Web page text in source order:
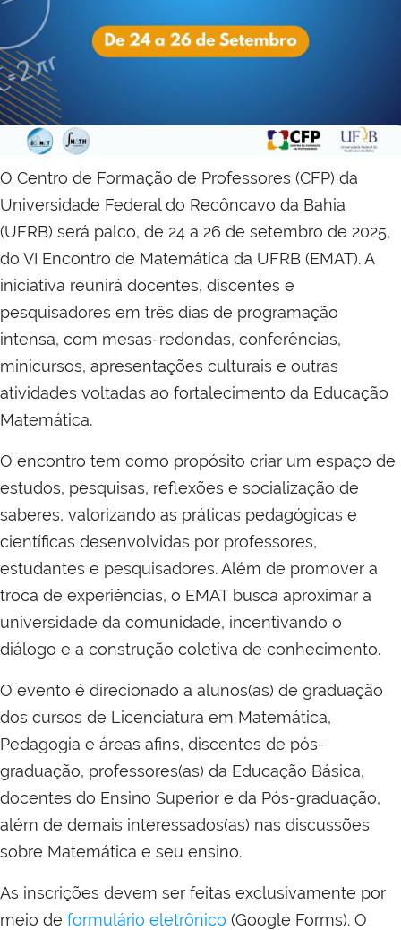
O Centro de Formação de Professores (CFP) da
Universidade Federal do Recôncavo da Bahia
(UFRB) será palco, de 24 a 26 de setembro de 2025,
do VI Encontro de Matemática da UFRB (EMAT). A
iniciativa reunirá docentes, discentes e
pesquisadores em três dias de programação
intensa, com mesas-redondas, conferências,
minicursos, apresentações culturais e outras
atividades voltadas ao fortalecimento da Educação
Matemática.
O encontro tem como propósito criar um espaço de
estudos, pesquisas, reflexões e socialização de
saberes, valorizando as práticas pedagógicas e
científicas desenvolvidas por professores,
estudantes e pesquisadores. Além de promover a
troca de experiências, o EMAT busca aproximar a
universidade da comunidade, incentivando o
diálogo e a construção coletiva de conhecimento.
O evento é direcionado a alunos(as) de graduação
dos cursos de Licenciatura em Matemática,
Pedagogia e áreas afins, discentes de pós-
graduação, professores(as) da Educação Básica,
docentes do Ensino Superior e da Pós-graduação,
além de demais interessados(as) nas discussões
sobre Matemática e seu ensino.
As inscrições devem ser feitas exclusivamente por
meio de formulário eletrônico (Google Forms). O